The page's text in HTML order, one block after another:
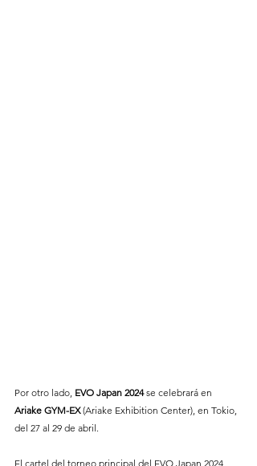
Por otro lado, EVO Japan 2024 se celebrará en
Ariake GYM-EX (Ariake Exhibition Center), en Tokio,
del 27 al 29 de abril.
El cartel del torneo principal del EVO Japan 2024